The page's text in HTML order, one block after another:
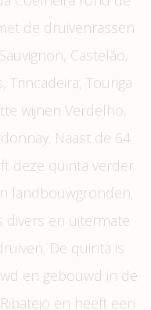
de druivenrassen
Castelão,
Trincadeira, Touriga
wijnen Verdelho,
Naast de 64
deze quinta verder
landbouwgronden
divers en uitermate
De quinta is
en gebouwd in de
en heeft een